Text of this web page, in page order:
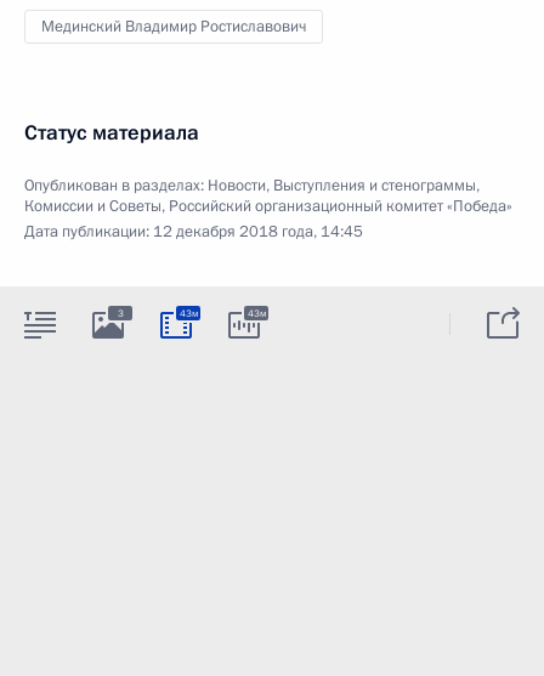
Мединский Владимир Ростиславович
Статус материала
Опубликован в разделах: Новости, Выступления и стенограммы,
Комиссии и Советы, Российский организационный комитет «Победа»
Дата публикации: 12 декабря 2018 года, 14:45
3 43м 43м